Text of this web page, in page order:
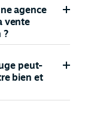
agence
vente
?
peut-
bien et